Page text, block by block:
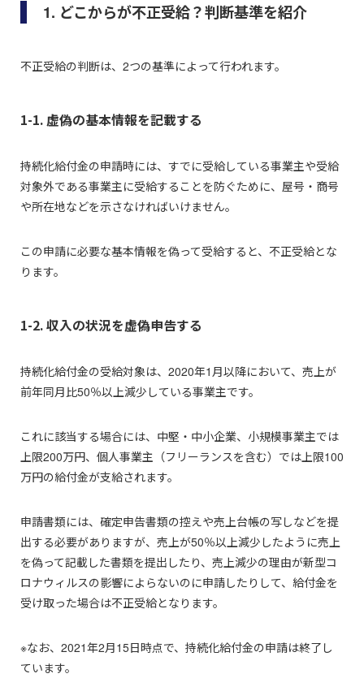
1. どこからが不正受給？判断基準を紹介
不正受給の判断は、2つの基準によって行われます。
1-1. 虚偽の基本情報を記載する
持続化給付金の申請時には、すでに受給している事業主や受給
対象外である事業主に受給することを防ぐために、屋号・商号
や所在地などを示さなければいけません。
この申請に必要な基本情報を偽って受給すると、不正受給とな
ります。
1-2. 収入の状況を虚偽申告する
持続化給付金の受給対象は、2020年1月以降において、売上が
前年同月比50％以上減少している事業主です。
これに該当する場合には、中堅・中小企業、小規模事業主では
上限200万円、個人事業主（フリーランスを含む）では上限100
万円の給付金が支給されます。
申請書類には、確定申告書類の控えや売上台帳の写しなどを提
出する必要がありますが、売上が50％以上減少したように売上
を偽って記載した書類を提出したり、売上減少の理由が新型コ
ロナウィルスの影響によらないのに申請したりして、給付金を
受け取った場合は不正受給となります。
※なお、2021年2月15日時点で、持続化給付金の申請は終了し
ています。